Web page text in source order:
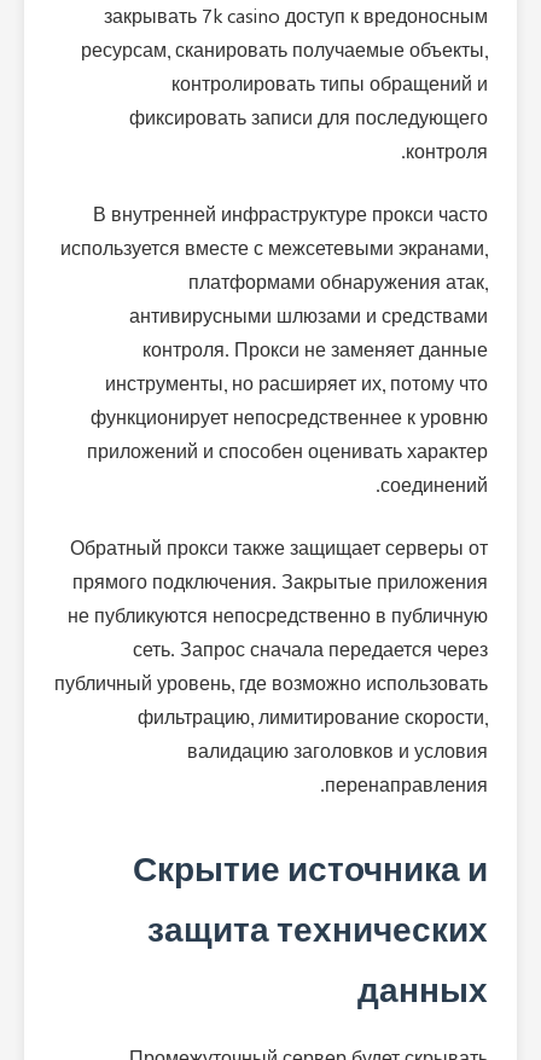
закрывать 7k casino доступ к вредоносным
ресурсам, сканировать получаемые объекты,
контролировать типы обращений и
фиксировать записи для последующего
контроля.
В внутренней инфраструктуре прокси часто
используется вместе с межсетевыми экранами,
платформами обнаружения атак,
антивирусными шлюзами и средствами
контроля. Прокси не заменяет данные
инструменты, но расширяет их, потому что
функционирует непосредственнее к уровню
приложений и способен оценивать характер
соединений.
Обратный прокси также защищает серверы от
прямого подключения. Закрытые приложения
не публикуются непосредственно в публичную
сеть. Запрос сначала передается через
публичный уровень, где возможно использовать
фильтрацию, лимитирование скорости,
валидацию заголовков и условия
перенаправления.
Скрытие источника и
защита технических
данных